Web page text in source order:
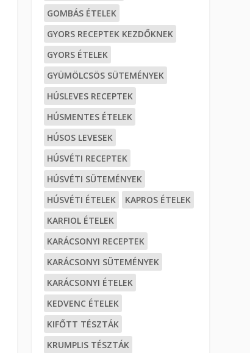
GOMBÁS ÉTELEK
GYORS RECEPTEK KEZDŐKNEK
GYORS ÉTELEK
GYÜMÖLCSÖS SÜTEMÉNYEK
HÚSLEVES RECEPTEK
HÚSMENTES ÉTELEK
HÚSOS LEVESEK
HÚSVÉTI RECEPTEK
HÚSVÉTI SÜTEMÉNYEK
HÚSVÉTI ÉTELEK
KAPROS ÉTELEK
KARFIOL ÉTELEK
KARÁCSONYI RECEPTEK
KARÁCSONYI SÜTEMÉNYEK
KARÁCSONYI ÉTELEK
KEDVENC ÉTELEK
KIFŐTT TÉSZTÁK
KRUMPLIS TÉSZTÁK